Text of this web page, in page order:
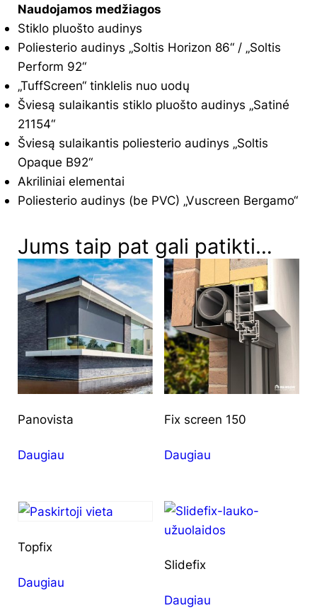
Naudojamos medžiagos
Stiklo pluošto audinys
Poliesterio audinys „Soltis Horizon 86“ / „Soltis
Perform 92“
„TuffScreen“ tinklelis nuo uodų
Šviesą sulaikantis stiklo pluošto audinys „Satiné
21154“
Šviesą sulaikantis poliesterio audinys „Soltis
Opaque B92“
Akriliniai elementai
Poliesterio audinys (be PVC) „Vuscreen Bergamo“
Jums taip pat gali patikti…
Panovista
Daugiau
Fix screen 150
Daugiau
Topfix
Daugiau
Slidefix
Daugiau